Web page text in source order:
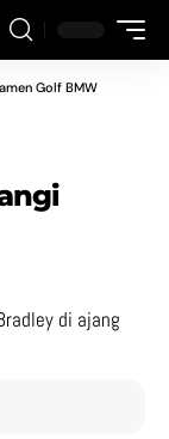
Golf BMW
di ajang